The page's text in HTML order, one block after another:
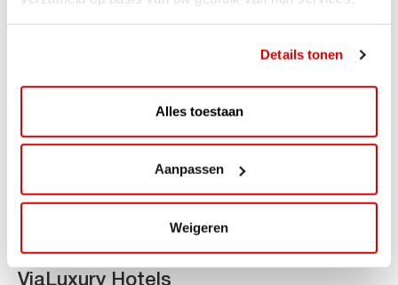
Details tonen
Alles toestaan
Aanpassen
Weigeren
ViaAVIA Super Deal: 20% korting bij
ViaLuxury Hotels